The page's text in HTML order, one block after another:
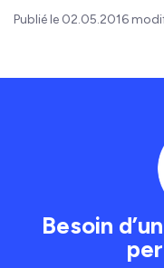
Publié le 02.05.2016
Besoin